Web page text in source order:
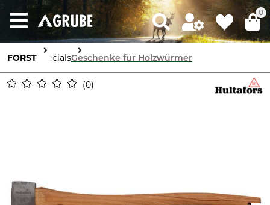
0
FORST SpecialsGeschenke für Holzwürmer
0